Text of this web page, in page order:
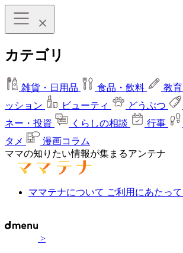
カテゴリ
雑貨・日用品 食品・飲料 教育
ッション
ビューティ どうぶつ
ネー・投資
くらしの相談 行事
タメ
漫画コラム
ママの知りたい情報が集まるアンテナ
ママテナについて ご利用にあたって
>